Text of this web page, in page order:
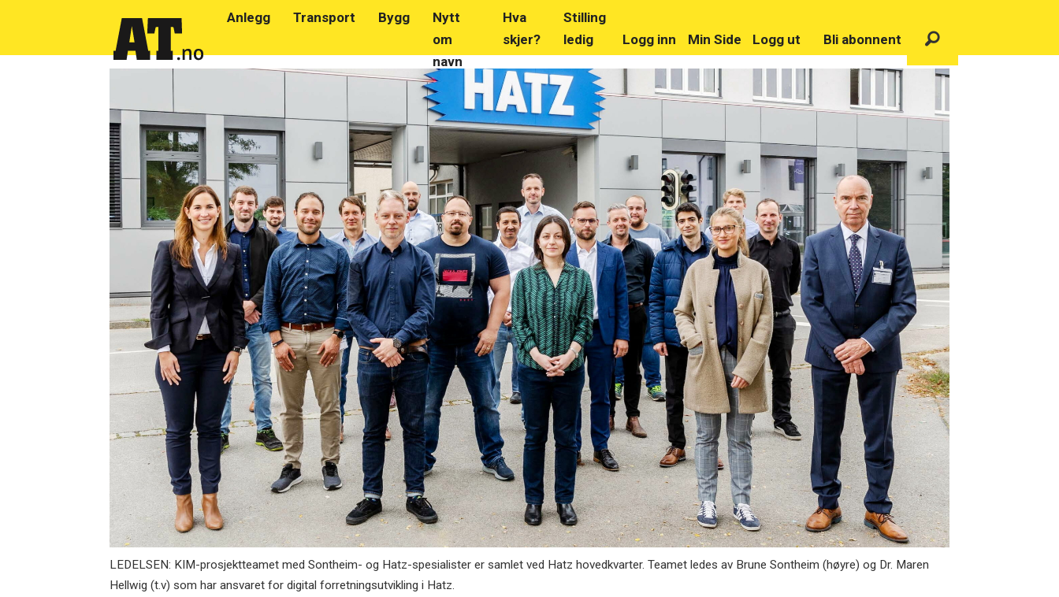
Anlegg Transport Bygg
Nytt
om
navn
Hva
skjer?
Stilling
ledig
Logg inn Min Side Logg ut Bli abonnent
LEDELSEN: KIM-prosjektteamet med Sontheim- og Hatz-spesialister er samlet ved Hatz hovedkvarter. Teamet ledes av Brune Sontheim (høyre) og Dr. Maren
Hellwig (t.v) som har ansvaret for digital forretningsutvikling i Hatz.